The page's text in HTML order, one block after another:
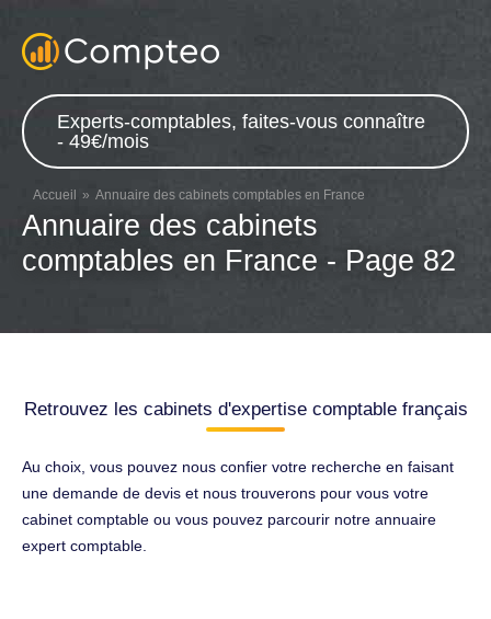
Experts-comptables, faites-vous connaître
- 49€/mois
Accueil Annuaire des cabinets comptables en France
Annuaire des cabinets
comptables en France - Page 82
Retrouvez les cabinets d'expertise comptable français
Au choix, vous pouvez nous confier votre recherche en faisant
une demande de devis et nous trouverons pour vous votre
cabinet comptable ou vous pouvez parcourir notre annuaire
expert comptable.